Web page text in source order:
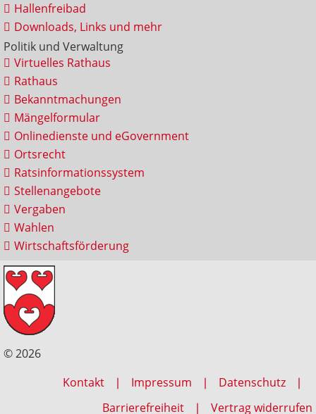
Hallenfreibad
Downloads, Links und mehr
Politik und Verwaltung
Virtuelles Rathaus
Rathaus
Bekanntmachungen
Mängelformular
Onlinedienste und eGovernment
Ortsrecht
Ratsinformationssystem
Stellenangebote
Vergaben
Wahlen
Wirtschaftsförderung
© 2026
Kontakt
Impressum
Datenschutz
Barrierefreiheit
Vertrag widerrufen